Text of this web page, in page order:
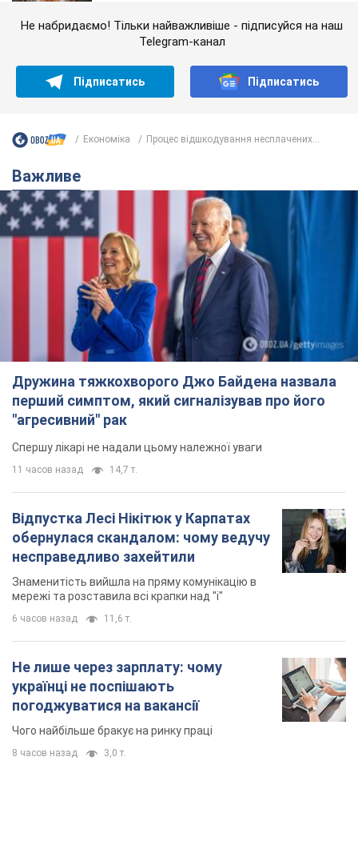
Не набридаємо! Тільки найважливіше - підписуйся на наш
Telegram-канал
Підписатись Підписатись
Економіка Процес відшкодування несплачених...
Важливе
Дружина тяжкохворого Джо Байдена назвала
перший симптом, який сигналізував про його
"агресивний" рак
Спершу лікарі не надали цьому належної уваги
11 часов назад 14,7 т.
Відпустка Лесі Нікітюк у Карпатах
обернулася скандалом: чому ведучу
несправедливо захейтили
Знаменитість вийшла на пряму комунікацію в
мережі та розставила всі крапки над "і"
6 часов назад 11,6 т.
Не лише через зарплату: чому
українці не поспішають
погоджуватися на вакансії
Чого найбільше бракує на ринку праці
8 часов назад 3,0 т.